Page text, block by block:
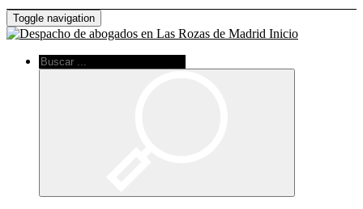
Toggle navigation
Inicio